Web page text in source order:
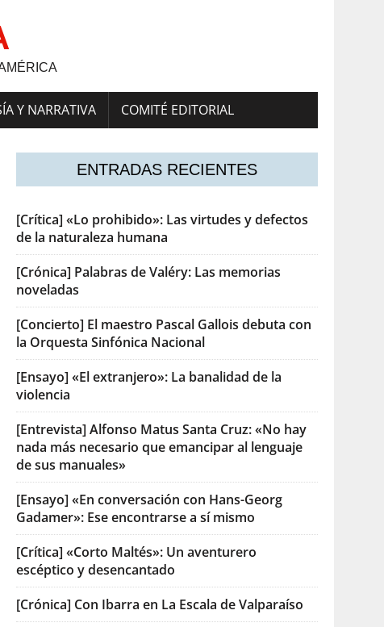
Y NARRATIVA COMITÉ EDITORIAL
ENTRADAS RECIENTES
[Crítica] «Lo prohibido»: Las virtudes y defectos
de la naturaleza humana
[Crónica] Palabras de Valéry: Las memorias
noveladas
[Concierto] El maestro Pascal Gallois debuta con
la Orquesta Sinfónica Nacional
[Ensayo] «El extranjero»: La banalidad de la
violencia
[Entrevista] Alfonso Matus Santa Cruz: «No hay
nada más necesario que emancipar al lenguaje
de sus manuales»
[Ensayo] «En conversación con Hans-Georg
Gadamer»: Ese encontrarse a sí mismo
[Crítica] «Corto Maltés»: Un aventurero
escéptico y desencantado
[Crónica] Con Ibarra en La Escala de Valparaíso